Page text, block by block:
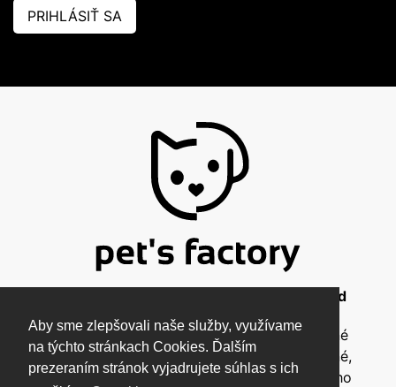
Aby sme zlepšovali naše služby, využívame
na týchto stránkach Cookies. Ďalším
prezeraním stránok vyjadrujete súhlas s ich
PRIHLÁSIŤ SA
© 2026 Pet's Factory - All Rights Reserved
Táto stránka a všetky jej súčasti sú chránené
autorským zákonom a nesmú byť kopírované,
rozmnožované ani inak šírené bez písomného